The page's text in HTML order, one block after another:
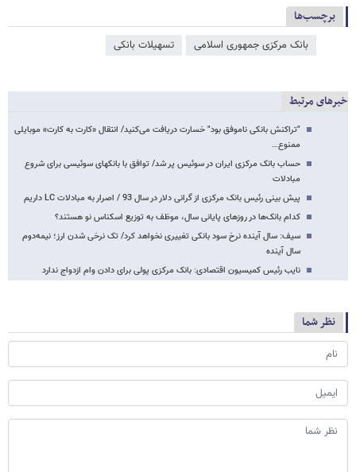
برچسب‌ها
بانک مرکزی جمهوری اسلامی تسهیلات بانکی
خبرهای مرتبط
"تراکنش بانکی ناموفق بود" خسارت دریافت می‌کنید/ انتقال «کارت به کارت» موبایلی
ممنوع…
حساب بانک مرکزی ایران در سوئیس پر شد/ توافق با بانکهای سوئیسی برای شروع
مبادلات
پیش بینی رئیس بانک مرکزی از گرانی دلار در سال 93 / اصرار به مبادلات LC داریم
کدام بانک‌ها در روزهای پایانی سال، موظف به توزیع اسکناس نو هستند؟
سیف: سال آینده نرخ سود بانکی تغییری نخواهد کرد/ تک نرخی شدن ارز؛ نیمه‌دوم
سال آینده
نایب رئیس کمیسیون اقتصادی: بانک مرکزی پولی برای دادن وام ازدواج ندارد
نظر شما